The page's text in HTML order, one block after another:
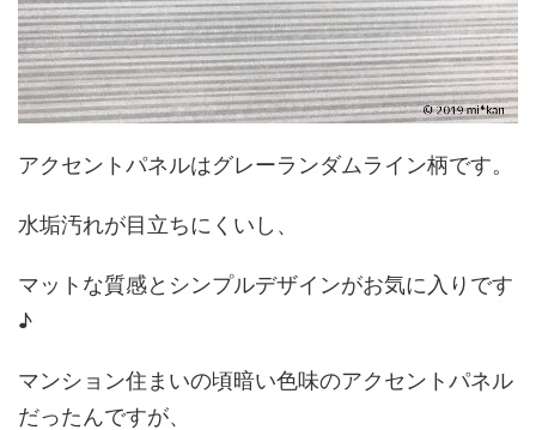
アクセントパネルはグレーランダムライン柄です。
水垢汚れが目立ちにくいし、
マットな質感とシンプルデザインがお気に入りです
♪
マンション住まいの頃暗い色味のアクセントパネル
だったんですが、